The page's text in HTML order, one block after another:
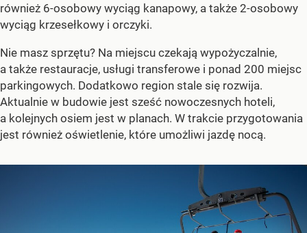
również 6-osobowy wyciąg kanapowy, a także 2-osobowy
wyciąg krzesełkowy i orczyki.
Nie masz sprzętu? Na miejscu czekają wypożyczalnie,
a także restauracje, usługi transferowe i ponad 200 miejsc
parkingowych. Dodatkowo region stale się rozwija.
Aktualnie w budowie jest sześć nowoczesnych hoteli,
a kolejnych osiem jest w planach. W trakcie przygotowania
jest również oświetlenie, które umożliwi jazdę nocą.